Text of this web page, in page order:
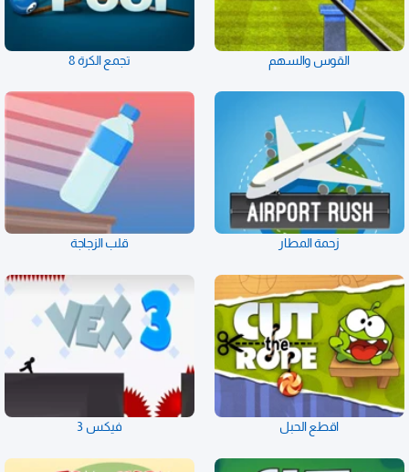
القوس والسهم تجمع الكرة 8
زحمة المطار قلب الزجاجة
اقطع الحبل فيكس 3